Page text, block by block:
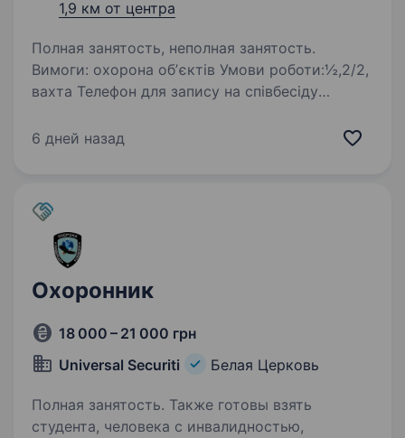
1,9 км от центра
Полная занятость, неполная занятость.
Вимоги: охорона обʼєктів Умови роботи:½,2/2,
вахта Телефон для запису на співбесіду
6 дней назад
Охоронник
18 000 – 21 000 грн
Universal Securiti
Белая Церковь
Полная занятость. Также готовы взять
студента, человека с инвалидностью,